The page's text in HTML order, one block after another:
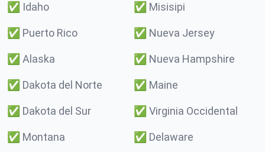
✅ Idaho ✅ Misisipi
✅ Puerto Rico ✅ Nueva Jersey
✅ Alaska ✅ Nueva Hampshire
✅ Dakota del Norte ✅ Maine
✅ Dakota del Sur ✅ Virginia Occidental
✅ Montana ✅ Delaware